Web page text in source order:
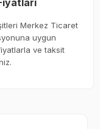
Merkez Ticaret
uygun
ve taksit